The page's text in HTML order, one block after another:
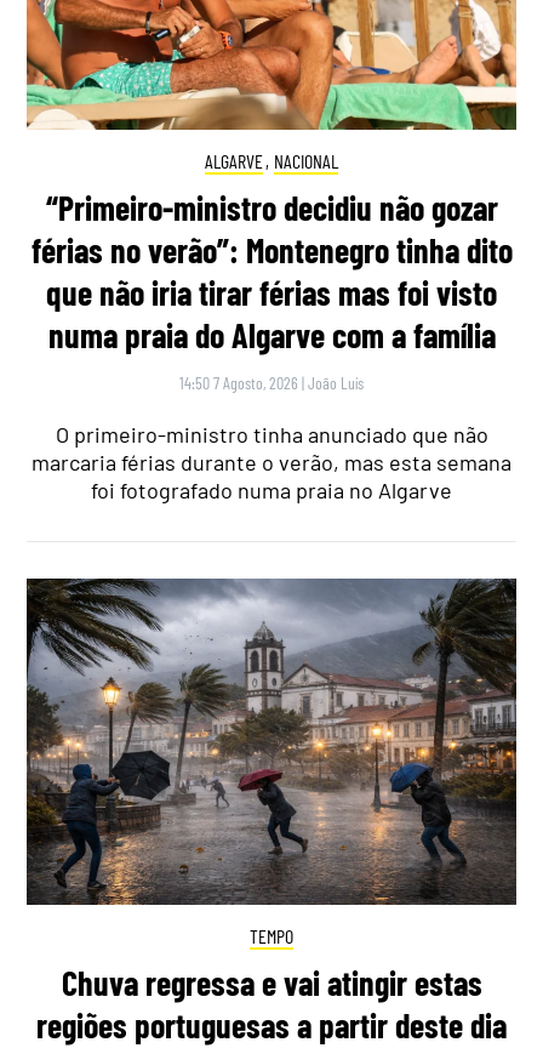
ALGARVE, NACIONAL
“Primeiro-ministro decidiu não gozar
férias no verão”: Montenegro tinha dito
que não iria tirar férias mas foi visto
numa praia do Algarve com a família
14:50 7 Agosto, 2026 |João Luís
O primeiro-ministro tinha anunciado que não
marcaria férias durante o verão, mas esta semana
foi fotografado numa praia no Algarve
TEMPO
Chuva regressa e vai atingir estas
regiões portuguesas a partir deste dia